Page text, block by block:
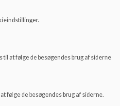
at følge de besøgendes brug af siderne
følge de besøgendes brug af siderne.